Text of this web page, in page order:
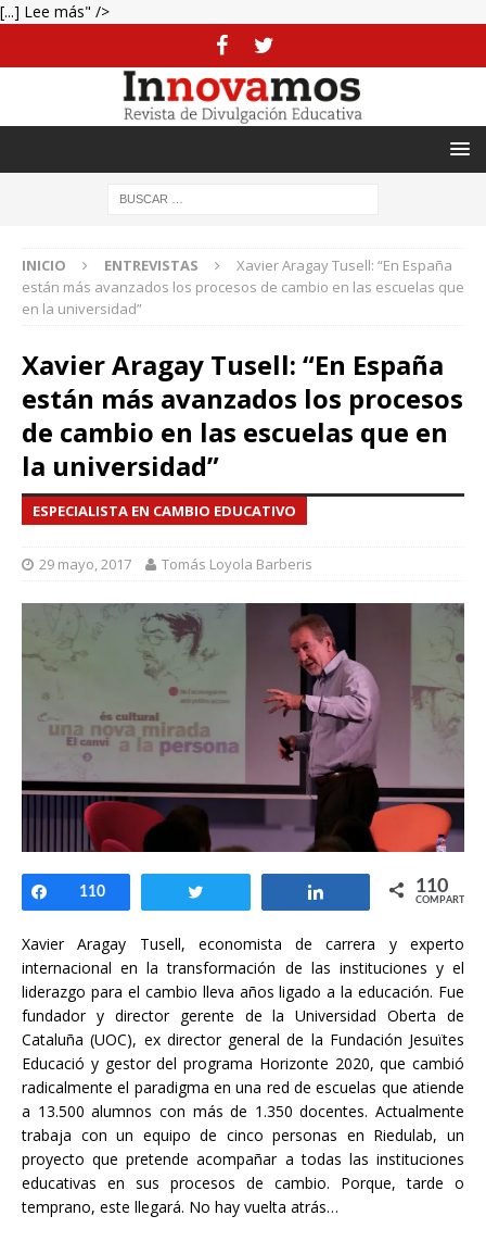
[...] Lee más" />
INICIO ENTREVISTAS
Xavier Aragay Tusell: “En España
están más avanzados los procesos de cambio en las escuelas que
en la universidad”
Xavier Aragay Tusell: “En España
están más avanzados los procesos
de cambio en las escuelas que en
la universidad”
ESPECIALISTA EN CAMBIO EDUCATIVO
29 mayo, 2017 Tomás Loyola Barberis
Compartir
110 Compartir 110
COMPARTIR
Xavier Aragay Tusell, economista de carrera y experto
internacional en la transformación de las instituciones y el
liderazgo para el cambio lleva años ligado a la educación. Fue
fundador y director gerente de la Universidad Oberta de
Cataluña (UOC), ex director general de la Fundación Jesuïtes
Educació y gestor del programa Horizonte 2020, que cambió
radicalmente el paradigma en una red de escuelas que atiende
a 13.500 alumnos con más de 1.350 docentes. Actualmente
trabaja con un equipo de cinco personas en Riedulab, un
proyecto que pretende acompañar a todas las instituciones
educativas en sus procesos de cambio. Porque, tarde o
temprano, este llegará. No hay vuelta atrás…